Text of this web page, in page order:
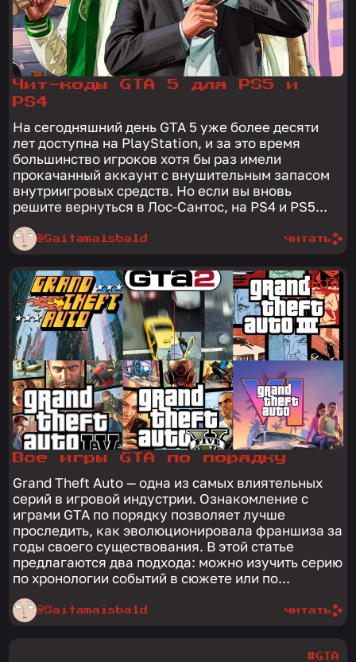
Чит-коды GTA 5 для PS5 и
PS4
На сегодняшний день GTA 5 уже более десяти
лет доступна на PlayStation, и за это время
большинство игроков хотя бы раз имели
прокачанный аккаунт с внушительным запасом
внутриигровых средств. Но если вы вновь
решите вернуться в Лос-Сантос, на PS4 и PS5...
@Saitamaisbald читать
Все игры GTA по порядку
Grand Theft Auto — одна из самых влиятельных
серий в игровой индустрии. Ознакомление с
играми GTA по порядку позволяет лучше
проследить, как эволюционировала франшиза за
годы своего существования. В этой статье
предлагаются два подхода: можно изучить серию
по хронологии событий в сюжете или по...
@Saitamaisbald
#GTA
читать
#GTA